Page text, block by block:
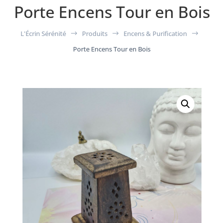
Porte Encens Tour en Bois
L'Écrin Sérénité $ Produits $ Encens & Purification $
Porte Encens Tour en Bois